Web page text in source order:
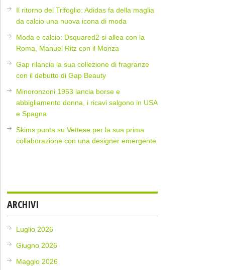
Il ritorno del Trifoglio: Adidas fa della maglia
da calcio una nuova icona di moda
Moda e calcio: Dsquared2 si allea con la
Roma, Manuel Ritz con il Monza
Gap rilancia la sua collezione di fragranze
con il debutto di Gap Beauty
Minoronzoni 1953 lancia borse e
abbigliamento donna, i ricavi salgono in USA
e Spagna
Skims punta su Vettese per la sua prima
collaborazione con una designer emergente
ARCHIVI
Luglio 2026
Giugno 2026
Maggio 2026